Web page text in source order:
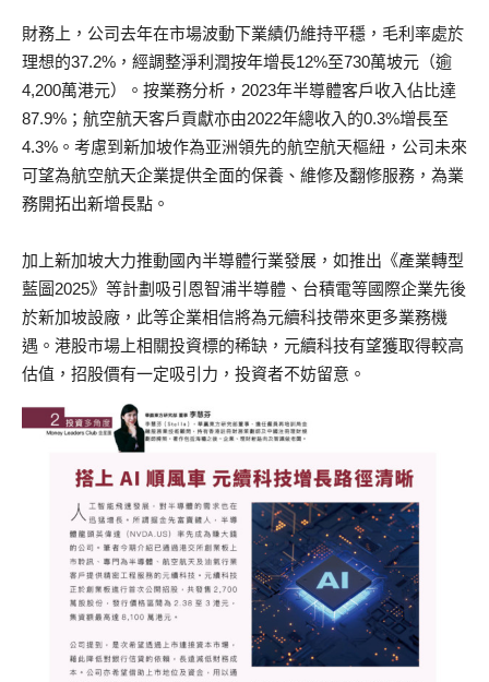
財務上，公司去年在市場波動下業績仍維持平穩，毛利率處於
理想的37.2%，經調整淨利潤按年增長12%至730萬坡元（逾
4,200萬港元）。按業務分析，2023年半導體客戶收入佔比達
87.9%；航空航天客戶貢獻亦由2022年總收入的0.3%增長至
4.3%。考慮到新加坡作為亚洲領先的航空航天樞紐，公司未來
可望為航空航天企業提供全面的保養、維修及翻修服務，為業
務開拓出新增長點。
加上新加坡大力推動國內半導體行業發展，如推出《產業轉型
藍圖2025》等計劃吸引恩智浦半導體、台積電等國際企業先後
於新加坡設廠，此等企業相信將為元續科技帶來更多業務機
遇。港股市場上相關投資標的稀缺，元續科技有望獲取得較高
估值，招股價有一定吸引力，投資者不妨留意。